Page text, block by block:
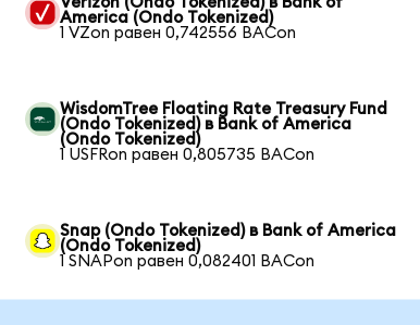
America (Ondo Tokenized)
1 VZon равен 0,742556 BACon
WisdomTree Floating Rate Treasury Fund
(Ondo Tokenized) в Bank of America
(Ondo Tokenized)
1 USFRon равен 0,805735 BACon
Snap (Ondo Tokenized) в Bank of America
(Ondo Tokenized)
1 SNAPon равен 0,082401 BACon